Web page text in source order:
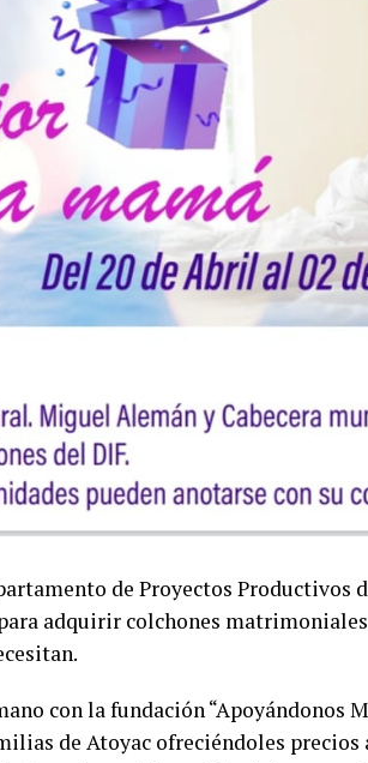
de Proyectos
adquirir colchones matrimoniales
con la fundación “Apoyándonos
de Atoyac ofreciéndoles precios